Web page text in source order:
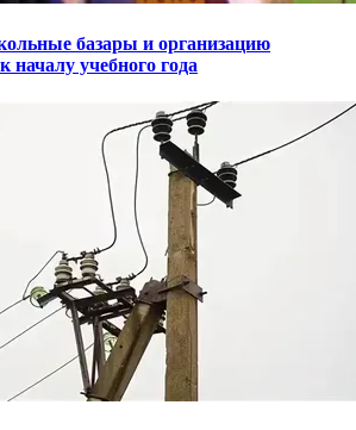
базары и организацию
учебного года